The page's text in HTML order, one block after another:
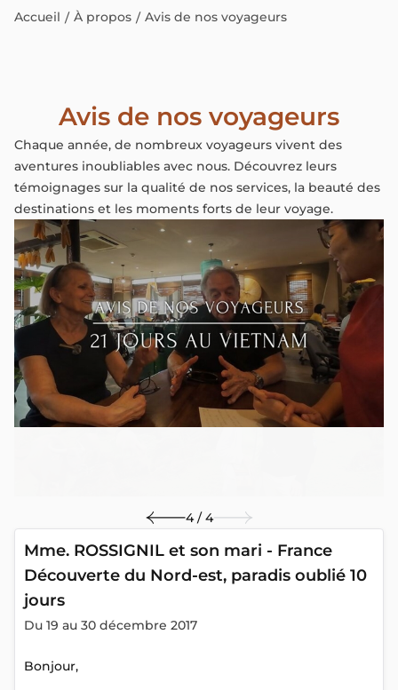
Accueil À propos Avis de nos voyageurs
Avis de nos voyageurs
Chaque année, de nombreux voyageurs vivent des
aventures inoubliables avec nous. Découvrez leurs
témoignages sur la qualité de nos services, la beauté des
destinations et les moments forts de leur voyage.
4 / 4
Mme. ROSSIGNIL et son mari - France
Découverte du Nord-est, paradis oublié 10
jours
Du 19 au 30 décembre 2017
Bonjour,